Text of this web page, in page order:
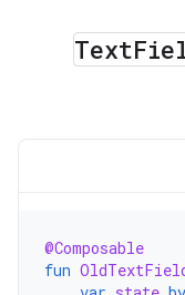
Text
@Composable
fun